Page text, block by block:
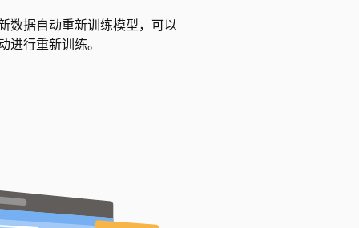
数据自动重新训练模型，可以
进行重新训练。